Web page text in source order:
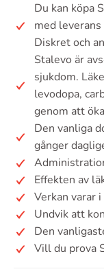
Du kan köpa
med
Diskret och
Stalevo är
sjukdom.
levodopa,
genom att
Den vanliga
gånger
Effekten av
Verkan varar
Undvik att
Den
Vill du prova